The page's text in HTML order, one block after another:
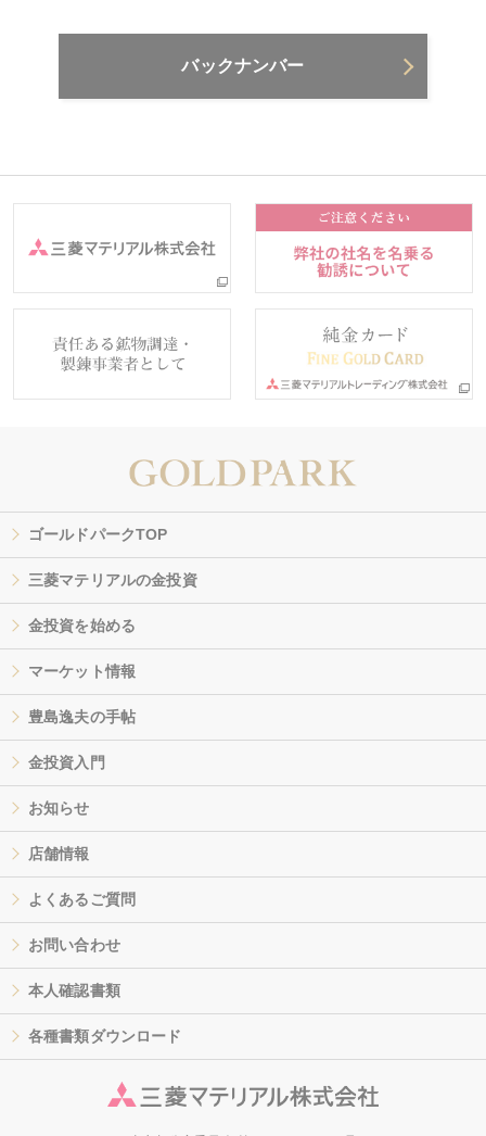
バックナンバー
ゴールドパークTOP
三菱マテリアルの金投資
金投資を始める
マーケット情報
豊島逸夫の手帖
金投資入門
お知らせ
店舗情報
よくあるご質問
お問い合わせ
本人確認書類
各種書類ダウンロード